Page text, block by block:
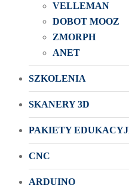
VELLEMAN
DOBOT MOOZ
ZMORPH
ANET
SZKOLENIA
SKANERY 3D
PAKIETY
CNC
ARDUINO